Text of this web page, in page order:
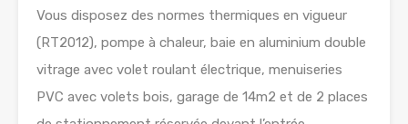
Vous disposez des normes thermiques en vigueur
(RT2012), pompe à chaleur, baie en aluminium double
vitrage avec volet roulant électrique, menuiseries
PVC avec volets bois, garage de 14m2 et de 2 places